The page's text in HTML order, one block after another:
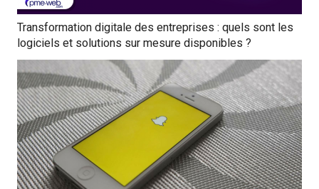
Transformation digitale des entreprises : quels sont les
logiciels et solutions sur mesure disponibles ?